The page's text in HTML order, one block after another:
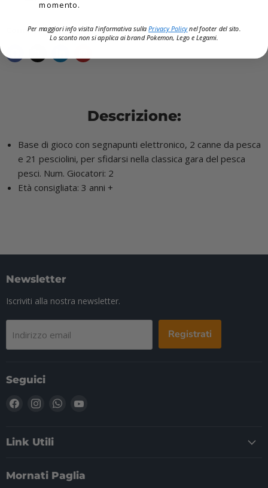
Condividi questo:
Descrizione:
Base di gioco con segnapunti elettronico, 2 canne da pesca
e 21 pesciolini, per sfidarsi nella classica gara del pesca
pesci. Num. Giocatori: 2
Età consigliata: 3 anni +
Newsletter
Iscriviti alla nostra newsletter.
Indirizzo email Registrati
Seguici
Trovaci Trovaci Trovaci
Link Utili
Mornati Paglia
momento.
Per maggiori info visita l'informativa sullaPrivacy Policynel footer del sito.
Lo sconto non si applica ai brandPokemon, Lego e Legami.